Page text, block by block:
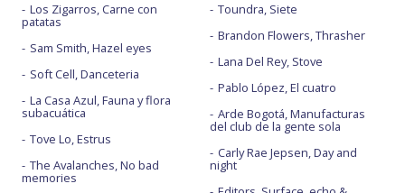
Los Zigarros, Carne con
patatas
Sam Smith, Hazel eyes
Soft Cell, Danceteria
La Casa Azul, Fauna y flora
subacuática
Tove Lo, Estrus
The Avalanches, No bad
memories
Toundra, Siete
Brandon Flowers, Thrasher
Lana Del Rey, Stove
Pablo López, El cuatro
Arde Bogotá, Manufacturas
del club de la gente sola
Carly Rae Jepsen, Day and
night